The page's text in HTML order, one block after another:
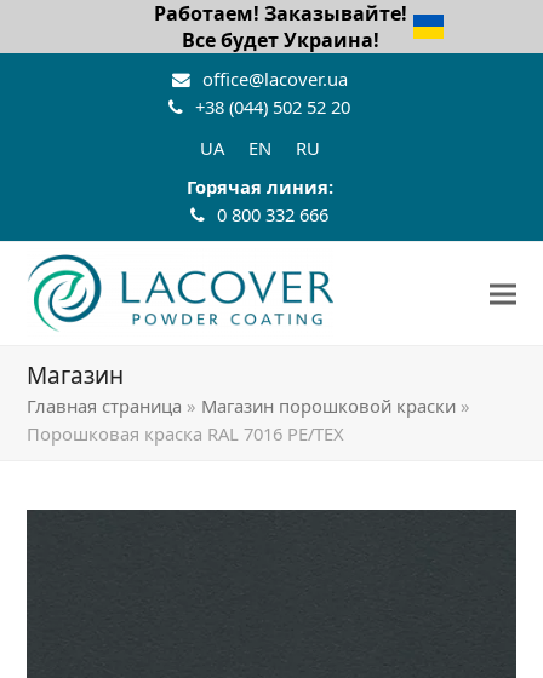
Работаем! Заказывайте!
Все будет Украина!
office@lacover.ua
+38 (044) 502 52 20
UA
EN
RU
Горячая линия:
0 800 332 666
Магазин
Главная страница » Магазин порошковой краски »
Порошковая краска RAL 7016 PE/TEX